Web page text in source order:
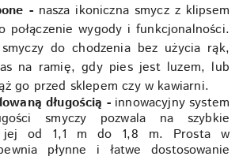
- nasza ikoniczna smycz z klipsem
połączenie wygody i funkcjonalności.
do chodzenia bez użycia rąk,
na ramię, gdy pies jest luzem, lub
go przed sklepem czy w kawiarni.
długością - innowacyjny system
smyczy pozwala na szybkie
jej od 1,1 m do 1,8 m. Prosta w
płynne i łatwe dostosowanie